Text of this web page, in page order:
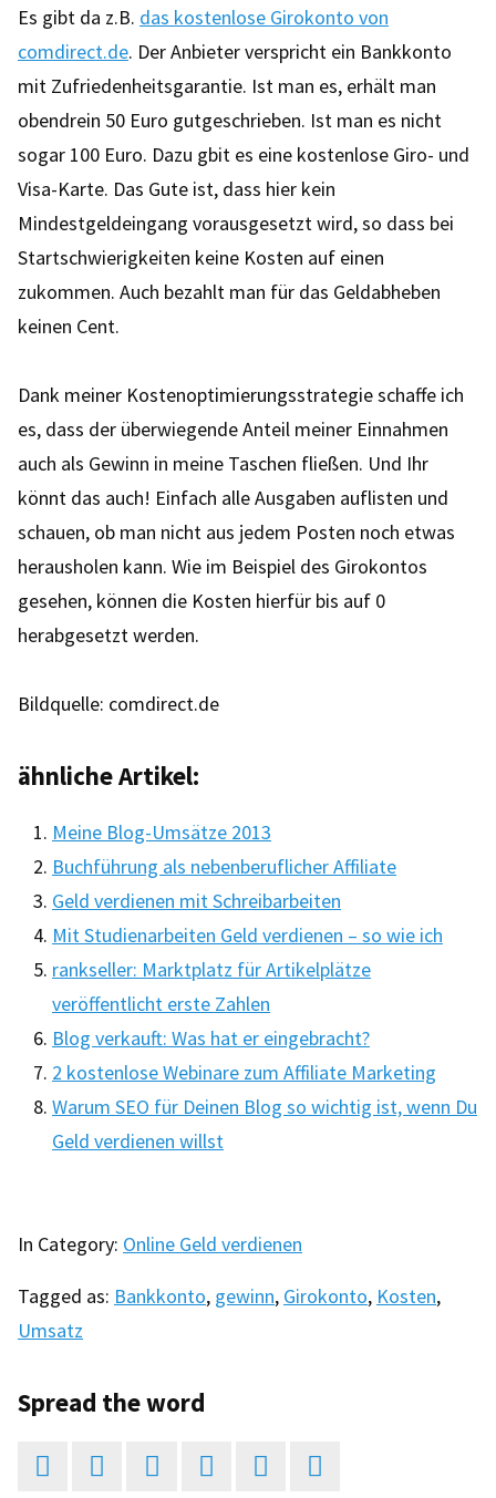
Es gibt da z.B. das kostenlose Girokonto von
comdirect.de. Der Anbieter verspricht ein Bankkonto
mit Zufriedenheitsgarantie. Ist man es, erhält man
obendrein 50 Euro gutgeschrieben. Ist man es nicht
sogar 100 Euro. Dazu gbit es eine kostenlose Giro- und
Visa-Karte. Das Gute ist, dass hier kein
Mindestgeldeingang vorausgesetzt wird, so dass bei
Startschwierigkeiten keine Kosten auf einen
zukommen. Auch bezahlt man für das Geldabheben
keinen Cent.
Dank meiner Kostenoptimierungsstrategie schaffe ich
es, dass der überwiegende Anteil meiner Einnahmen
auch als Gewinn in meine Taschen fließen. Und Ihr
könnt das auch! Einfach alle Ausgaben auflisten und
schauen, ob man nicht aus jedem Posten noch etwas
herausholen kann. Wie im Beispiel des Girokontos
gesehen, können die Kosten hierfür bis auf 0
herabgesetzt werden.
Bildquelle: comdirect.de
ähnliche Artikel:
Meine Blog-Umsätze 2013
Buchführung als nebenberuflicher Affiliate
Geld verdienen mit Schreibarbeiten
Mit Studienarbeiten Geld verdienen – so wie ich
rankseller: Marktplatz für Artikelplätze
veröffentlicht erste Zahlen
Blog verkauft: Was hat er eingebracht?
2 kostenlose Webinare zum Affiliate Marketing
Warum SEO für Deinen Blog so wichtig ist, wenn Du
Geld verdienen willst
In Category: Online Geld verdienen
Tagged as: Bankkonto, gewinn, Girokonto, Kosten,
Umsatz
Spread the word
     